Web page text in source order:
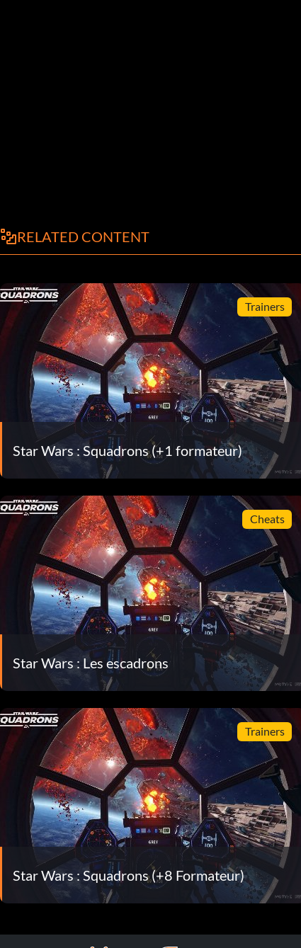
RELATED CONTENT
Trainers
Star Wars : Squadrons (+1 formateur)
Cheats
Star Wars : Les escadrons
Trainers
Star Wars : Squadrons (+8 Formateur)